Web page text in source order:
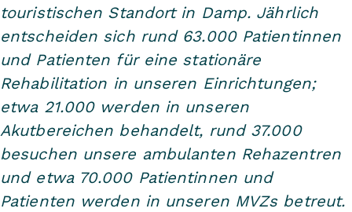
touristischen Standort in Damp. Jährlich
entscheiden sich rund 63.000 Patientinnen
und Patienten für eine stationäre
Rehabilitation in unseren Einrichtungen;
etwa 21.000 werden in unseren
Akutbereichen behandelt, rund 37.000
besuchen unsere ambulanten Rehazentren
und etwa 70.000 Patientinnen und
Patienten werden in unseren MVZs betreut.